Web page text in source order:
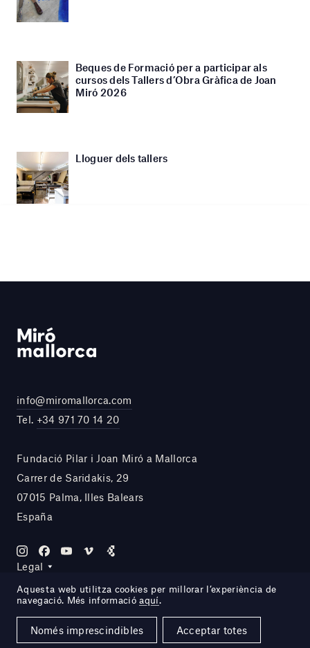
Beques de Formació per a participar als
cursos dels Tallers d’Obra Gràfica de Joan
Miró 2026
Lloguer dels tallers
info@miromallorca.com
Tel. +34 971 70 14 20
Fundació Pilar i Joan Miró a Mallorca
Carrer de Saridakis, 29
07015 Palma, Illes Balears
España
Legal
Site by DOMO—A
Aquesta web utilitza cookies per millorar l’experiència de
navegació. Més informacióaquí.
Només imprescindibles Acceptar totes